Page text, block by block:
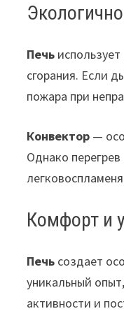
Печь
сгорания. Если
пожара при
Конвектор —
Однако
Комфорт и
Печь создает
уникальный
активности и